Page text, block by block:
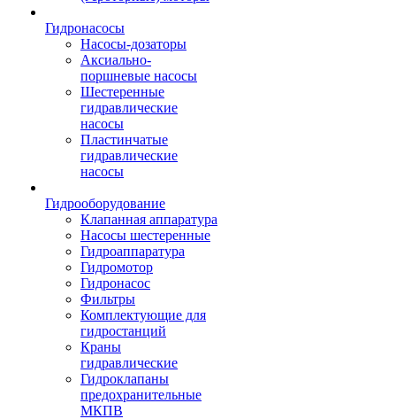
Гидронасосы
Насосы-дозаторы
Аксиально-
поршневые насосы
Шестеренные
гидравлические
насосы
Пластинчатые
гидравлические
насосы
Гидрооборудование
Клапанная аппаратура
Насосы шестеренные
Гидроаппаратура
Гидромотор
Гидронасос
Фильтры
Комплектующие для
гидростанций
Краны
гидравлические
Гидроклапаны
предохранительные
МКПВ